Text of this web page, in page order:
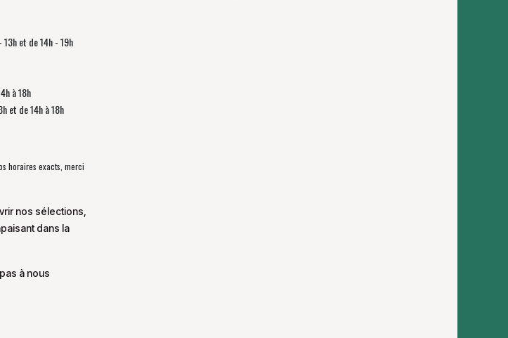
et de 14h - 19h
à 18h
et de 14h à 18h
horaires exacts, merci
nos sélections,
dans la
à nous